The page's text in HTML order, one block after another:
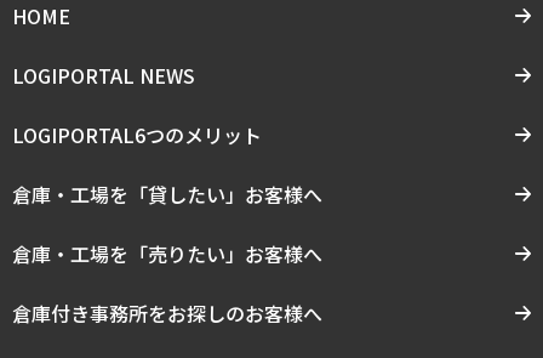
HOME
LOGIPORTAL NEWS
LOGIPORTAL6つのメリット
倉庫・工場を「貸したい」お客様へ
倉庫・工場を「売りたい」お客様へ
倉庫付き事務所をお探しのお客様へ